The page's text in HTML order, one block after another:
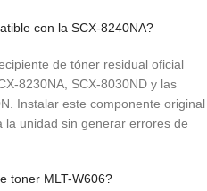
con la SCX-8240NA?
de tóner residual oficial
8230NA, SCX-8030ND y las
Instalar este componente original
unidad sin generar errores de
toner MLT-W606?